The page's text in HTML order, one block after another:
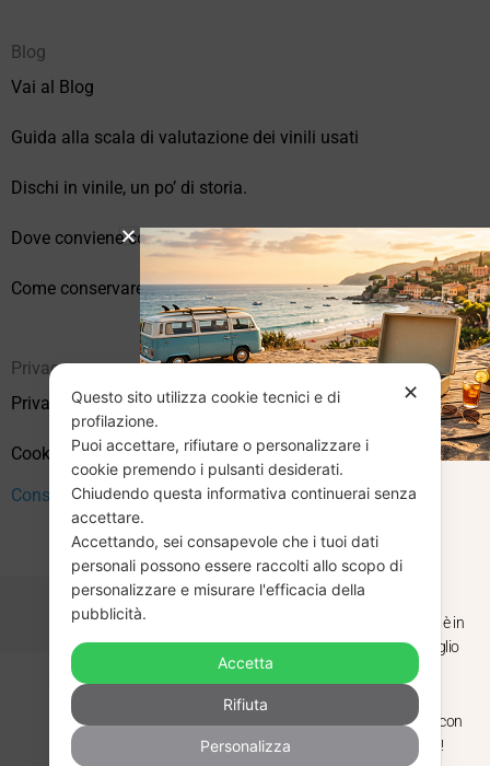
Blog
Vai al Blog
Guida alla scala di valutazione dei vinili usati
Dischi in vinile, un po’ di storia.
Dove conviene comprare vinili online?
Come conservare correttamente i vinili usati
Privacy
Privacy Policy
Cookie Policy (UE)
Consenso
Copyright © 2026 Vendita Vinili Usati | P.IVA 12240940960
NextWebStudio
✕
Questo sito utilizza cookie tecnici e di
profilazione.
Puoi accettare, rifiutare o personalizzare i
cookie premendo i pulsanti desiderati.
Chiudendo questa informativa continuerai senza
accettare.
Accettando, sei consapevole che i tuoi dati
personali possono essere raccolti allo scopo di
personalizzare e misurare l'efficacia della
pubblicità.
Accetta
Rifiuta
Personalizza
CHIUSURA
ESTIVA
Dal 29 luglio al 31 agosto venditaviniliusati.it è in
pausa estiva. Gli ordini ricevuti entro il 29 luglio
saranno spediti regolarmente.
Torniamo il 1 settembre, pronti a riprendere con
nuovi arrivi. Buona estate e buon ascolto!